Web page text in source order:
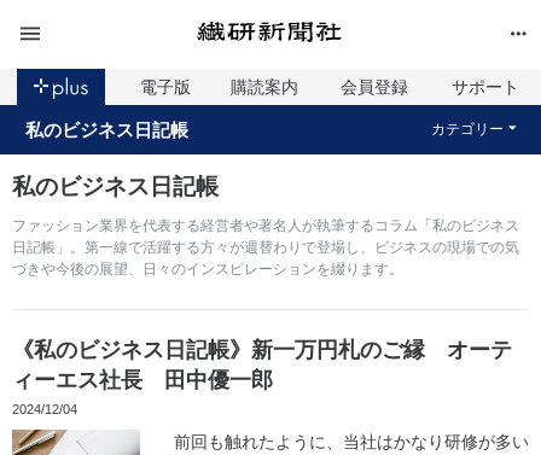
電子版 購読案内 会員登録 サポート
私のビジネス日記帳 カテゴリー
私のビジネス日記帳
ファッション業界を代表する経営者や著名人が執筆するコラム「私のビジネス
日記帳」。第一線で活躍する方々が週替わりで登場し、ビジネスの現場での気
づきや今後の展望、日々のインスピレーションを綴ります。
《私のビジネス日記帳》新一万円札のご縁 オーテ
ィーエス社長 田中優一郎
2024/12/04
前回も触れたように、当社はかなり研修が多い